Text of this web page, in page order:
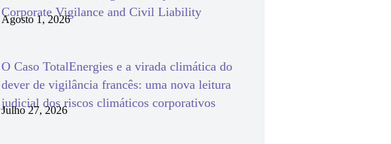
Corporate Vigilance and Civil Liability
Agosto 1, 2026
O Caso TotalEnergies e a virada climática do
dever de vigilância francês: uma nova leitura
judicial dos riscos climáticos corporativos
Julho 27, 2026